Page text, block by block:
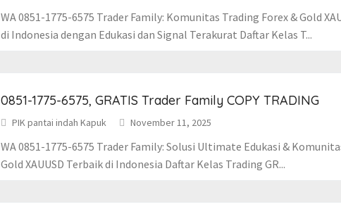
WA 0851-1775-6575 Trader Family: Komunitas Trading Forex & Gold
di Indonesia dengan Edukasi dan Signal Terakurat Daftar Kelas T...
0851-1775-6575, GRATIS Trader Family COPY TRADING
PIK pantai indah Kapuk November 11, 2025
WA 0851-1775-6575 Trader Family: Solusi Ultimate Edukasi &
Gold XAUUSD Terbaik di Indonesia Daftar Kelas Trading GR...